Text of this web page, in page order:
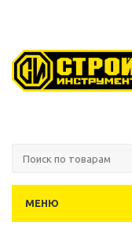
МЕНЮ